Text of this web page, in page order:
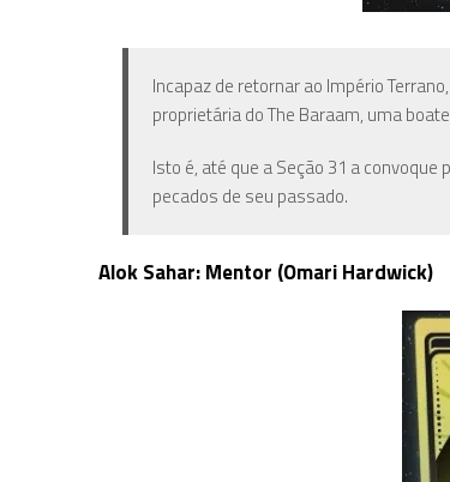
Incapaz de retornar ao Império
proprietária do The Baraam, uma
Isto é, até que a Seção 31 a
pecados de seu passado.
Alok Sahar: Mentor (Omari Hardwick)